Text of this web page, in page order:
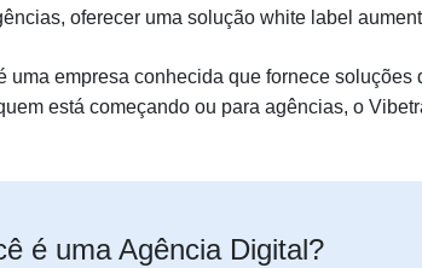
oferecer uma solução white label
uma empresa conhecida que fornece
está começando ou para agências, o
é uma Agência Digital?